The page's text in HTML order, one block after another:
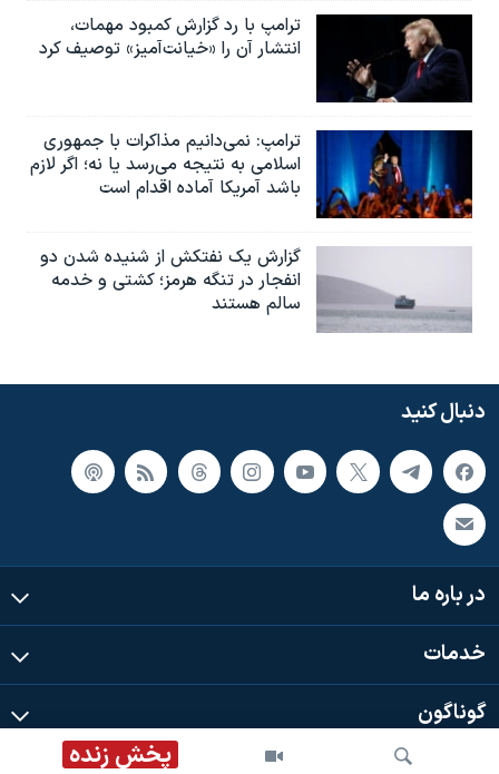
پخش زنده
ترامپ با رد گزارش کمبود مهمات،
انتشار آن را «خیانت‌آمیز» توصیف کرد
ترامپ: نمی‌دانیم مذاکرات با جمهوری
اسلامی به نتیجه می‌رسد یا نه؛ اگر لازم
باشد آمریکا آماده اقدام است
گزارش یک نفتکش از شنیده شدن دو
انفجار در تنگه هرمز؛ کشتی و خدمه
سالم هستند
دنبال کنید
در باره ما
خدمات
گوناگون